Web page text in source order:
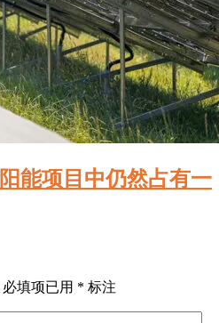
能项目中仍然占有一
必填项已用 * 标注